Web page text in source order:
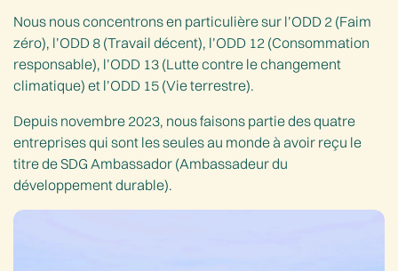
Nous nous concentrons en particulière sur l’ODD 2 (Faim
zéro), l’ODD 8 (Travail décent), l’ODD 12 (Consommation
responsable), l’ODD 13 (Lutte contre le changement
climatique) et l’ODD 15 (Vie terrestre).
Depuis novembre 2023, nous faisons partie des quatre
entreprises qui sont les seules au monde à avoir reçu le
titre de SDG Ambassador (Ambassadeur du
développement durable).